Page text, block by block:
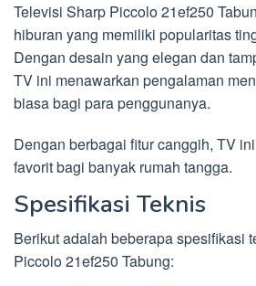
Televisi Sharp Piccolo 21ef250
hiburan yang memiliki popularitas
Dengan desain yang elegan dan
TV ini menawarkan pengalaman
biasa bagi para penggunanya.
Dengan berbagai fitur canggih, TV
favorit bagi banyak rumah tangga.
Spesifikasi Teknis
Berikut adalah beberapa spesifikasi
Piccolo 21ef250 Tabung: